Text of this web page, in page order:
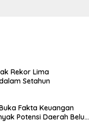
Rekor Lima
Setahun
Fakta Keuangan
Potensi Daerah Belum